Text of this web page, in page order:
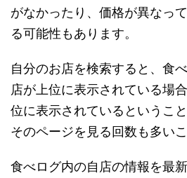
がなかったり、価格が異なっ
る可能性もあります。
自分のお店を検索すると、食
店が上位に表示されている場
位に表示されているというこ
そのページを見る回数も多い
食べログ内の自店の情報を最